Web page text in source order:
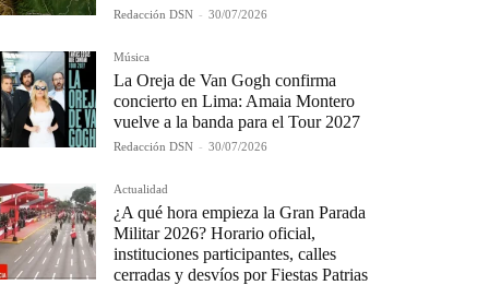
Redacción DSN - 30/07/2026
Música
La Oreja de Van Gogh confirma
concierto en Lima: Amaia Montero
vuelve a la banda para el Tour 2027
Redacción DSN - 30/07/2026
Actualidad
¿A qué hora empieza la Gran Parada
Militar 2026? Horario oficial,
instituciones participantes, calles
cerradas y desvíos por Fiestas Patrias